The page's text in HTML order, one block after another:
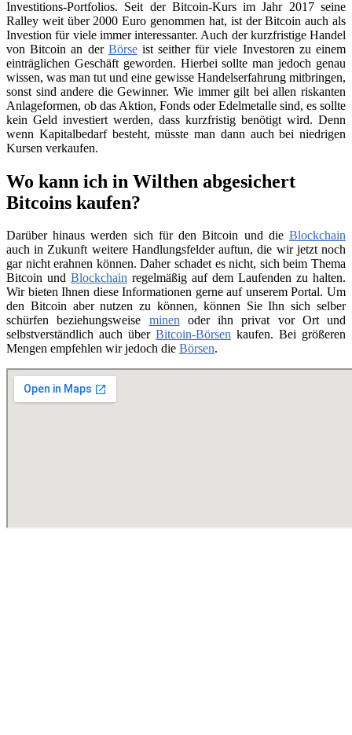
Investitions-Portfolios. Seit der Bitcoin-Kurs im Jahr 2017 seine
Ralley weit über 2000 Euro genommen hat, ist der Bitcoin auch als
Investion für viele immer interessanter. Auch der kurzfristige Handel
von Bitcoin an der Börseist seither für viele Investoren zu einem
einträglichen Geschäft geworden. Hierbei sollte man jedoch genau
wissen, was man tut und eine gewisse Handelserfahrung mitbringen,
sonst sind andere die Gewinner. Wie immer gilt bei allen riskanten
Anlageformen, ob das Aktion, Fonds oder Edelmetalle sind, es sollte
kein Geld investiert werden, dass kurzfristig benötigt wird. Denn
wenn Kapitalbedarf besteht, müsste man dann auch bei niedrigen
Kursen verkaufen.
Wo kann ich in Wilthen abgesichert
Bitcoins kaufen?
Darüber hinaus werden sich für den Bitcoin und die Blockchain
auch in Zukunft weitere Handlungsfelder auftun, die wir jetzt noch
gar nicht erahnen können. Daher schadet es nicht, sich beim Thema
Bitcoin und Blockchain regelmäßig auf dem Laufenden zu halten.
Wir bieten Ihnen diese Informationen gerne auf unserem Portal. Um
den Bitcoin aber nutzen zu können, können Sie Ihn sich selber
schürfen beziehungsweise minenoder ihn privat vor Ort und
selbstverständlich auch über Bitcoin-Börsen kaufen. Bei größeren
Mengen empfehlen wir jedoch die Börsen.